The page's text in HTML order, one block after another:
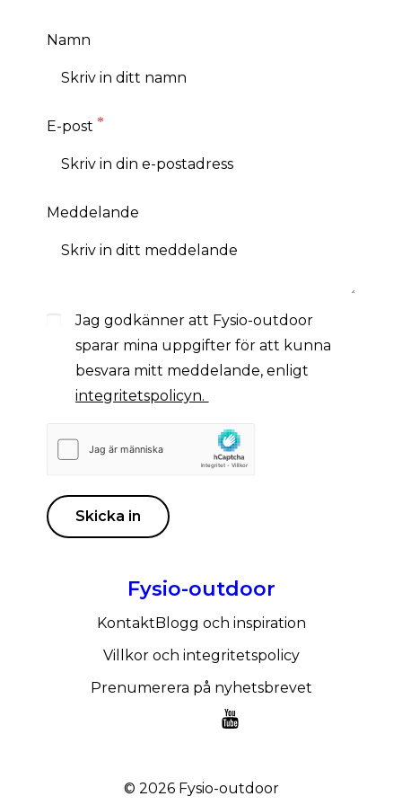
Namn
E-post
Meddelande
Jag godkänner att Fysio-outdoor
sparar mina uppgifter för att kunna
besvara mitt meddelande, enligt
integritetspolicyn.
Skicka in
Fysio-outdoor
Kontakt Blogg och inspiration
Villkor och integritetspolicy
Prenumerera på nyhetsbrevet
© 2026 Fysio-outdoor